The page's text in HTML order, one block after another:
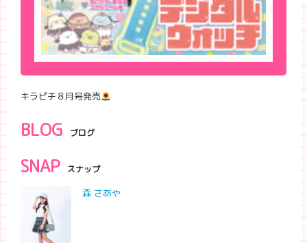
キラピチ８月号発売
BLOG ブログ
SNAP スナップ
森 さあや